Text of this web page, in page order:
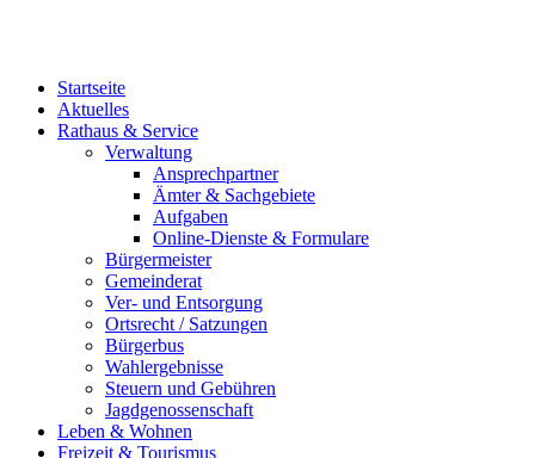
Startseite
Aktuelles
Rathaus & Service
Verwaltung
Ansprechpartner
Ämter & Sachgebiete
Aufgaben
Online-Dienste & Formulare
Bürgermeister
Gemeinderat
Ver- und Entsorgung
Ortsrecht / Satzungen
Bürgerbus
Wahlergebnisse
Steuern und Gebühren
Jagdgenossenschaft
Leben & Wohnen
Freizeit & Tourismus